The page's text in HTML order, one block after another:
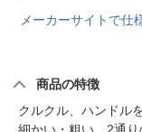
メーカーサイトで仕
商品の特徴
クルクル、ハンドル